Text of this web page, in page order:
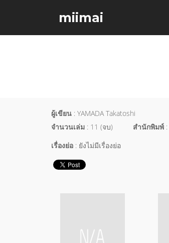
miimai
ผู้เขียน : YAMADA Takatoshi
จำนวนเล่ม : 11 (จบ) สำนักพิมพ์ :
เรื่องย่อ : ยังไม่มีเรื่องย่อ